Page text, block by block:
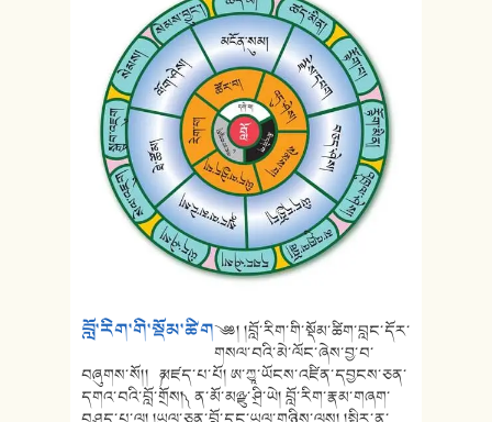
བློ་རིག་གི་སྡོམ་ཚིག༄༅། །བློ་རིག་གི་སྡོམ་ཚིག་བླང་དོར་
གསལ་བའི་མེ་ལོང་ཞེས་བྱ་བ་
བཞུགས་སོ།། ༼མཛད་པ་པོ། ཨ་ཀྱཱ་ཡོངས་འཛིན་དབྱངས་ཅན་
དགའ་བའི་བློ་གྲོས།༽ ན་མོ་མཉྫུ་ཤྲི་ཡེ། བློ་རིག་རྣམ་གཞག་